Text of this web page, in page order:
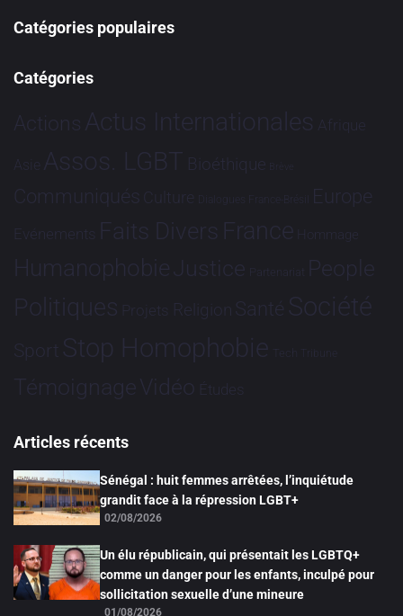
Catégories populaires
Catégories
Actions Actus Internationales Afrique
Asie Assos. LGBT Bioéthique Brève
Communiqués Culture Dialogues France-Brésil Europe
Evénements Faits Divers France Hommage
HumanophobieJustice Partenariat People
Politiques Projets Religion Santé Société
Sport Stop Homophobie Tech Tribune
TémoignageVidéo Études
Articles récents
Sénégal : huit femmes arrêtées, l’inquiétude
grandit face à la répression LGBT+
02/08/2026
Un élu républicain, qui présentait les LGBTQ+
comme un danger pour les enfants, inculpé pour
sollicitation sexuelle d’une mineure
01/08/2026